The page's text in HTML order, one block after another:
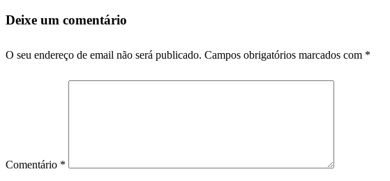
Deixe um comentário
O seu endereço de email não será publicado. Campos obrigatórios marcados com *
Comentário *